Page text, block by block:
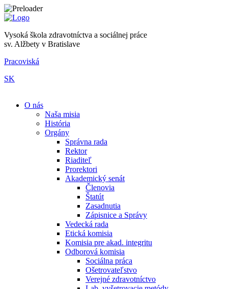
Vysoká škola zdravotníctva a sociálnej práce
sv. Alžbety v Bratislave
Pracoviská
SK
O nás
Naša misia
História
Orgány
Správna rada
Rektor
Riaditeľ
Prorektori
Akademický senát
Členovia
Štatút
Zasadnutia
Zápisnice a Správy
Vedecká rada
Etická komisia
Komisia pre akad. integritu
Odborová komisia
Sociálna práca
Ošetrovateľstvo
Verejné zdravotníctvo